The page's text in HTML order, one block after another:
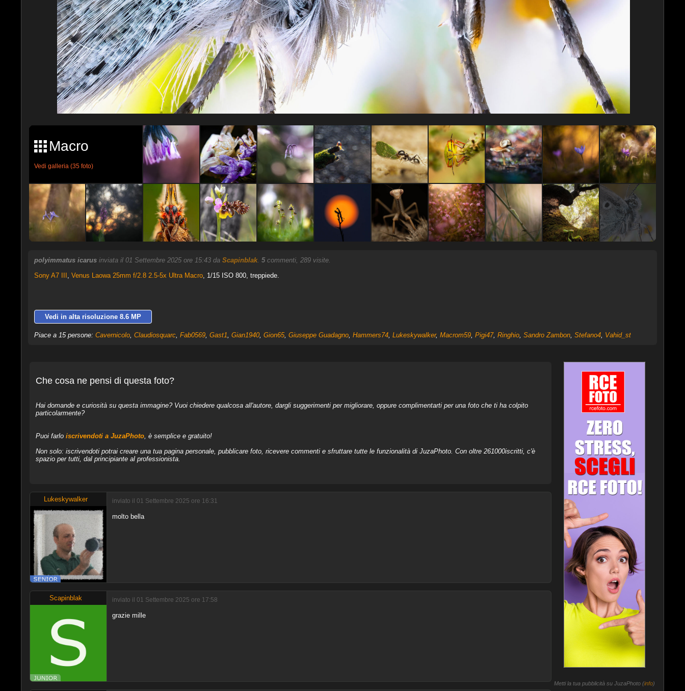
Macro
Vedi galleria (35 foto)
polyimmatus icarus inviata il 01 Settembre 2025 ore 15:43 da Scapinblak. 5commenti, 289 visite.
Sony A7 III , Venus Laowa 25mm f/2.8 2.5-5x Ultra Macro, 1/15 ISO 800, treppiede.
Vedi in alta risoluzione 8.6 MP
Piace a 15 persone: Cavernicolo, Claudiosquarc, Fab0569, Gast1, Gian1940, Gion65, Giuseppe Guadagno, Hammers74, Lukeskywalker, Macrom59, Pigi47, Ringhio, Sandro Zambon, Stefano4, Vahid_st
Che cosa ne pensi di questa foto?
Hai domande e curiosità su questa immagine? Vuoi chiedere qualcosa all'autore, dargli suggerimenti per migliorare, oppure complimentarti per una foto che ti ha colpito
particolarmente?
Puoi farlo iscrivendoti a JuzaPhoto, è semplice e gratuito!
Non solo: iscrivendoti potrai creare una tua pagina personale, pubblicare foto, ricevere commenti e sfruttare tutte le funzionalità di JuzaPhoto. Con oltre 261000iscritti, c'è
spazio per tutti, dal principiante al professionista.
Lukeskywalker inviato il 01 Settembre 2025 ore 16:31
molto bella
Scapinblak inviato il 01 Settembre 2025 ore 17:58
grazie mille
Metti la tua pubblicità su JuzaPhoto (info)